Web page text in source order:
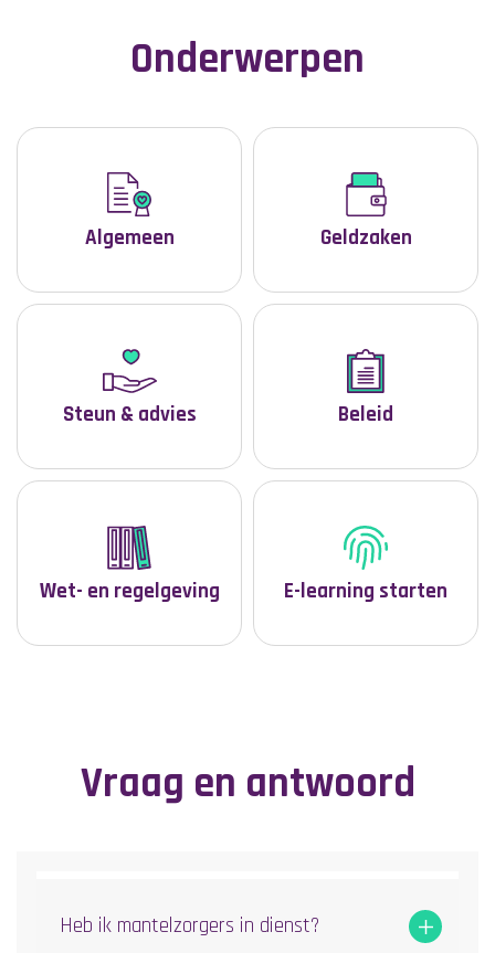
Onderwerpen
Algemeen Geldzaken
Steun & advies Beleid
Wet- en regelgeving E-learning starten
Vraag en antwoord
Heb ik mantelzorgers in dienst?